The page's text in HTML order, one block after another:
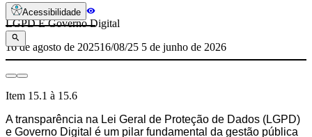
Acessibilidade
LGPD E Governo Digital
16 de agosto de 202516/08/25 5 de junho de 2026
Item 15.1 à 15.6
A transparência na Lei Geral de Proteção de Dados (LGPD)
e Governo Digital é um pilar fundamental da gestão pública